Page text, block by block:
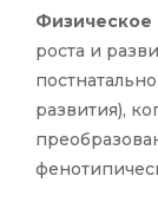
Физическое
роста и
развития),